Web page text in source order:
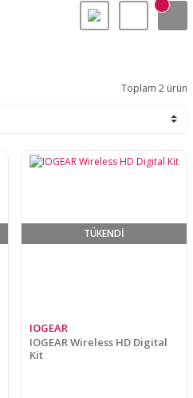
Toplam 2 ürün
TÜKENDİ
IOGEAR
IOGEAR Wireless HD Digital
Kit